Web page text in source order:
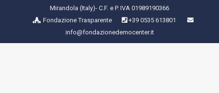
Mirandola (Italy)- C.F. e P. IVA 01989190366
Fondazione Trasparente
+39 0535 613801
info@fondazionedemocenter.it